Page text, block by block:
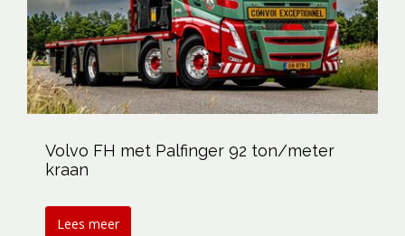
Volvo FH met Palfinger 92 ton/meter
kraan
Lees meer